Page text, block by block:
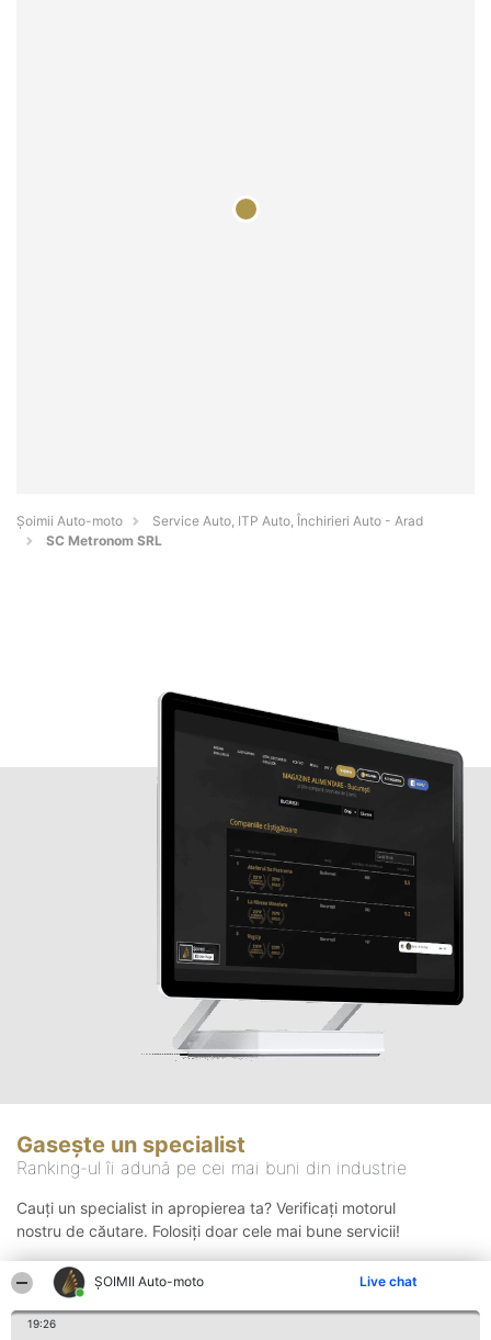
ȘOIMII Auto-moto Live chat
19:26
Șoimii Auto-moto
Service Auto, ITP Auto, Închirieri Auto - Arad
SC Metronom SRL
Gasește un specialist
Ranking-ul îi adună pe cei mai buni din industrie
Cauți un specialist in apropierea ta? Verificați motorul
nostru de căutare. Folosiți doar cele mai bune servicii!